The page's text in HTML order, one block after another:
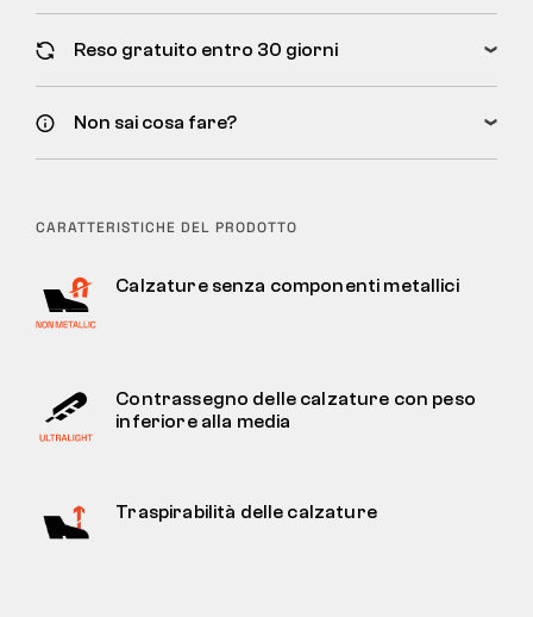
Reso gratuito entro 30 giorni
Non sai cosa fare?
CARATTERISTICHE DEL PRODOTTO
Calzature senza componenti metallici
Contrassegno delle calzature con peso
inferiore alla media
Traspirabilità delle calzature